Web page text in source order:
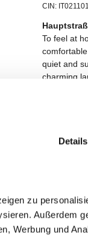
Details
zu
Außerdem
Werbung und